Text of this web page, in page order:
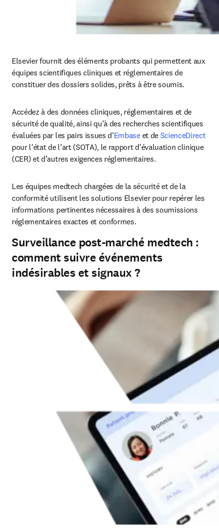
Elsevier fournit des éléments probants qui permettent aux
équipes scientifiques cliniques et réglementaires de
constituer des dossiers solides, prêts à être soumis.
Accédez à des données cliniques, réglementaires et de
sécurité de qualité, ainsi qu’à des recherches scientifiques
évaluées par les pairs issues d’Embase et de ScienceDirect
pour l’état de l’art (SOTA), le rapport d’évaluation clinique
(CER) et d’autres exigences réglementaires.
Les équipes medtech chargées de la sécurité et de la
conformité utilisent les solutions Elsevier pour repérer les
informations pertinentes nécessaires à des soumissions
réglementaires exactes et conformes.
Surveillance post-marché medtech :
comment suivre événements
indésirables et signaux ?